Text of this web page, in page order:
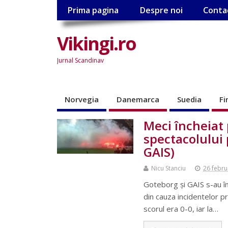
Prima pagina Despre noi
Vikingi.ro
Jurnal Scandinav
Norvegia Danemarca Suedia
Meci încheiat
spectacolului
GAIS)
Nicu Stanciu 26
Goteborg și GAIS s-au
din cauza incidentelor
scorul era 0-0, iar la…